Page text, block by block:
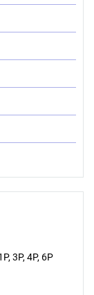
3P, 4P, 6P